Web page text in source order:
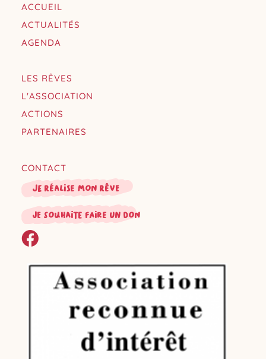
ACCUEIL
ACTUALITÉS
AGENDA
LES RÊVES
L'ASSOCIATION
ACTIONS
PARTENAIRES
CONTACT
Je réalise mon rêve
je souhaite faire un don